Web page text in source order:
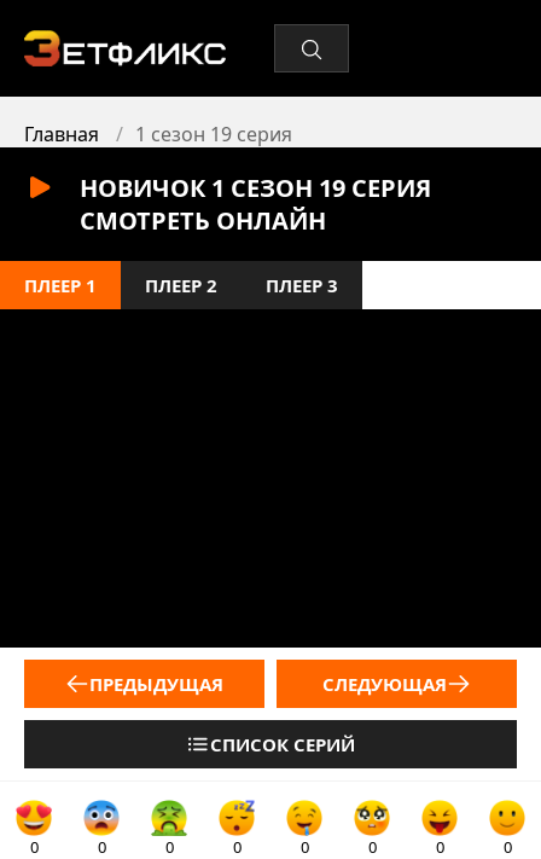
Главная 1 сезон 19 серия
НОВИЧОК 1 СЕЗОН 19 СЕРИЯ
СМОТРЕТЬ ОНЛАЙН
ПЛЕЕР 1 ПЛЕЕР 2 ПЛЕЕР 3
ПРЕДЫДУЩАЯ
СПИСОК СЕРИЙ
СЛЕДУЮЩАЯ
0 0 0 0 0 0 0 0